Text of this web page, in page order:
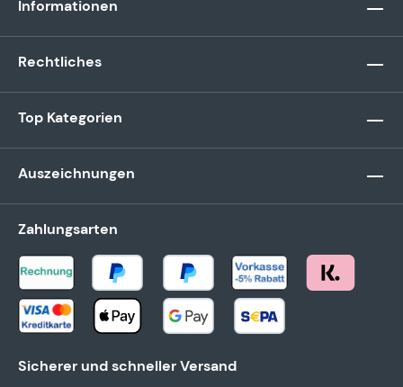
Informationen
Rechtliches
Top Kategorien
Auszeichnungen
Zahlungsarten
Sicherer und schneller Versand